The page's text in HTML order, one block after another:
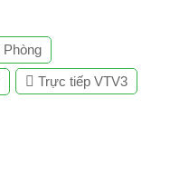
Phòng
Trực tiếp VTV3